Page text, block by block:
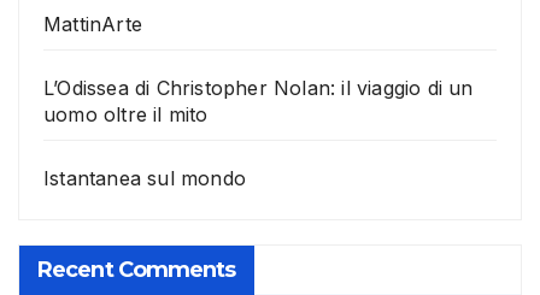
MattinArte
L’Odissea di Christopher Nolan: il viaggio di un
uomo oltre il mito
Istantanea sul mondo
Recent Comments